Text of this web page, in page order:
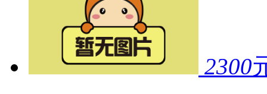
2300